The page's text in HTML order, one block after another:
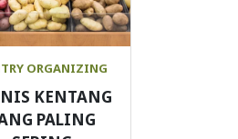
ORGANIZING
KENTANG
PALING